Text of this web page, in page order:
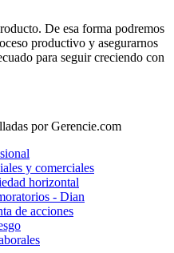
De esa forma podremos
productivo y asegurarnos
para seguir creciendo con
por Gerencie.com
y comerciales
horizontal
- Dian
de acciones